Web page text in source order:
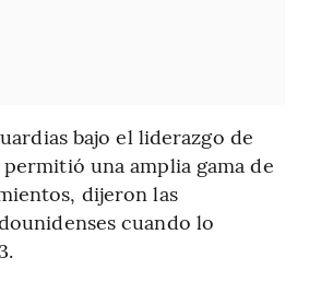
bajo el liderazgo de
una amplia gama de
dijeron las
cuando lo